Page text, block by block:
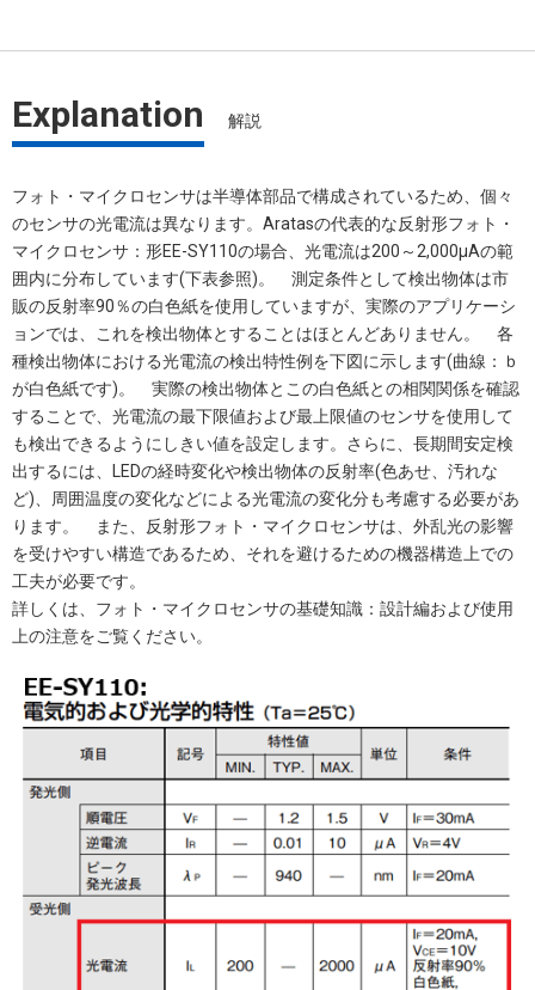
Explanation 解説
フォト・マイクロセンサは半導体部品で構成されているため、個々
のセンサの光電流は異なります。Aratasの代表的な反射形フォト・
マイクロセンサ：形EE-SY110の場合、光電流は200～2,000μAの範
囲内に分布しています(下表参照)。 測定条件として検出物体は市
販の反射率90％の白色紙を使用していますが、実際のアプリケーシ
ョンでは、これを検出物体とすることはほとんどありません。 各
種検出物体における光電流の検出特性例を下図に示します(曲線：ｂ
が白色紙です)。 実際の検出物体とこの白色紙との相関関係を確認
することで、光電流の最下限値および最上限値のセンサを使用して
も検出できるようにしきい値を設定します。さらに、長期間安定検
出するには、LEDの経時変化や検出物体の反射率(色あせ、汚れな
ど)、周囲温度の変化などによる光電流の変化分も考慮する必要があ
ります。 また、反射形フォト・マイクロセンサは、外乱光の影響
を受けやすい構造であるため、それを避けるための機器構造上での
工夫が必要です。
詳しくは、フォト・マイクロセンサの基礎知識：設計編および使用
上の注意をご覧ください。